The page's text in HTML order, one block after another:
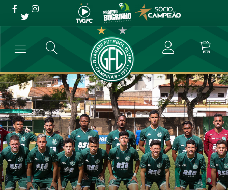
Paulista sub-20: Bugre
recebe Taubaté e pode
garantir vaga antecipada
→ Categoria de Base → Paulista sub-20: Bugre recebe Taubaté e